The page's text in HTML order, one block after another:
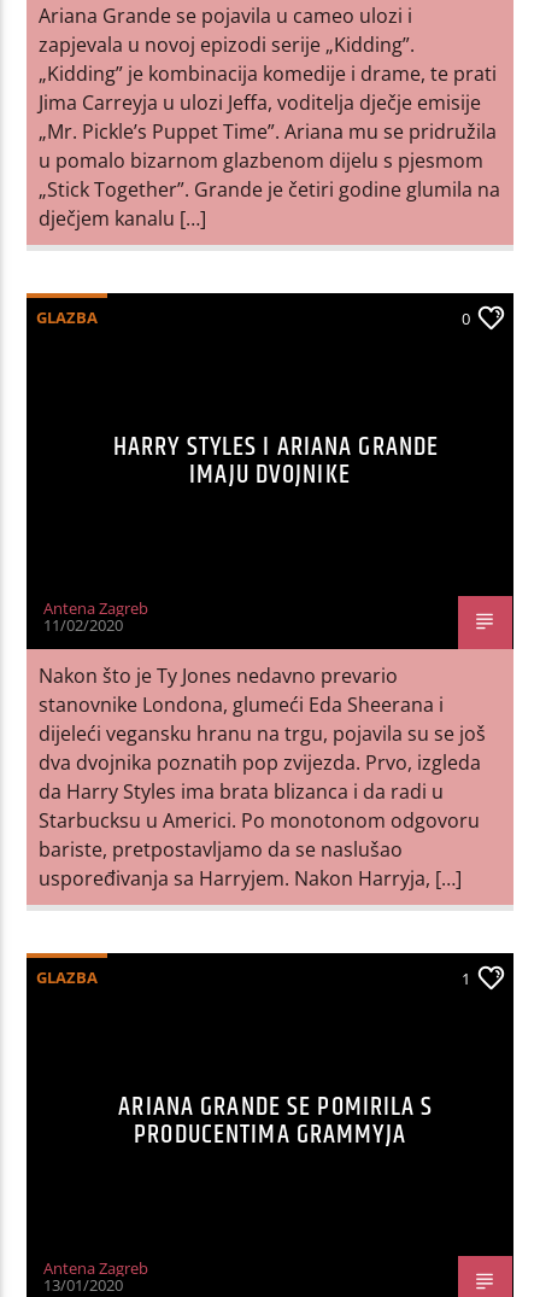
Ariana Grande se pojavila u cameo ulozi i
zapjevala u novoj epizodi serije „Kidding”.
„Kidding” je kombinacija komedije i drame, te prati
Jima Carreyja u ulozi Jeffa, voditelja dječje emisije
„Mr. Pickle’s Puppet Time”. Ariana mu se pridružila
u pomalo bizarnom glazbenom dijelu s pjesmom
„Stick Together”. Grande je četiri godine glumila na
dječjem kanalu […]
GLAZBA 0
HARRY STYLES I ARIANA GRANDE
IMAJU DVOJNIKE
Antena Zagreb
11/02/2020
Nakon što je Ty Jones nedavno prevario
stanovnike Londona, glumeći Eda Sheerana i
dijeleći vegansku hranu na trgu, pojavila su se još
dva dvojnika poznatih pop zvijezda. Prvo, izgleda
da Harry Styles ima brata blizanca i da radi u
Starbucksu u Americi. Po monotonom odgovoru
bariste, pretpostavljamo da se naslušao
uspoređivanja sa Harryjem. Nakon Harryja, […]
GLAZBA 1
ARIANA GRANDE SE POMIRILA S
PRODUCENTIMA GRAMMYJA
Antena Zagreb
13/01/2020